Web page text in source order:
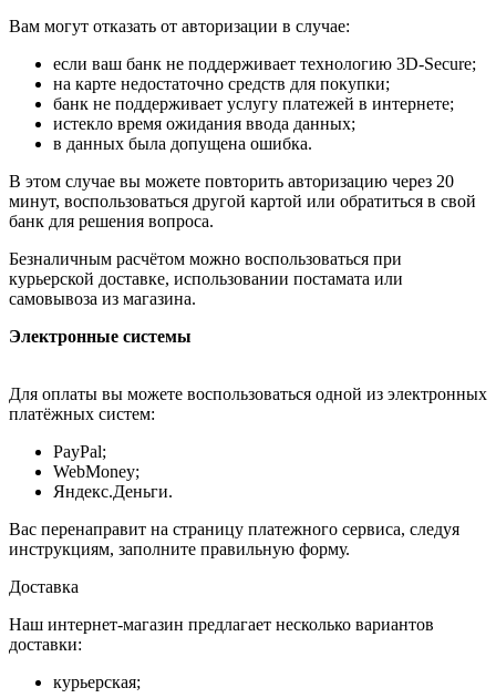
Вам могут отказать от авторизации в случае:
если ваш банк не поддерживает технологию 3D-Secure;
на карте недостаточно средств для покупки;
банк не поддерживает услугу платежей в интернете;
истекло время ожидания ввода данных;
в данных была допущена ошибка.
В этом случае вы можете повторить авторизацию через 20
минут, воспользоваться другой картой или обратиться в свой
банк для решения вопроса.
Безналичным расчётом можно воспользоваться при
курьерской доставке, использовании постамата или
самовывоза из магазина.
Электронные системы
Для оплаты вы можете воспользоваться одной из электронных
платёжных систем:
PayPal;
WebMoney;
Яндекс.Деньги.
Вас перенаправит на страницу платежного сервиса, следуя
инструкциям, заполните правильную форму.
Доставка
Наш интернет-магазин предлагает несколько вариантов
доставки:
курьерская;